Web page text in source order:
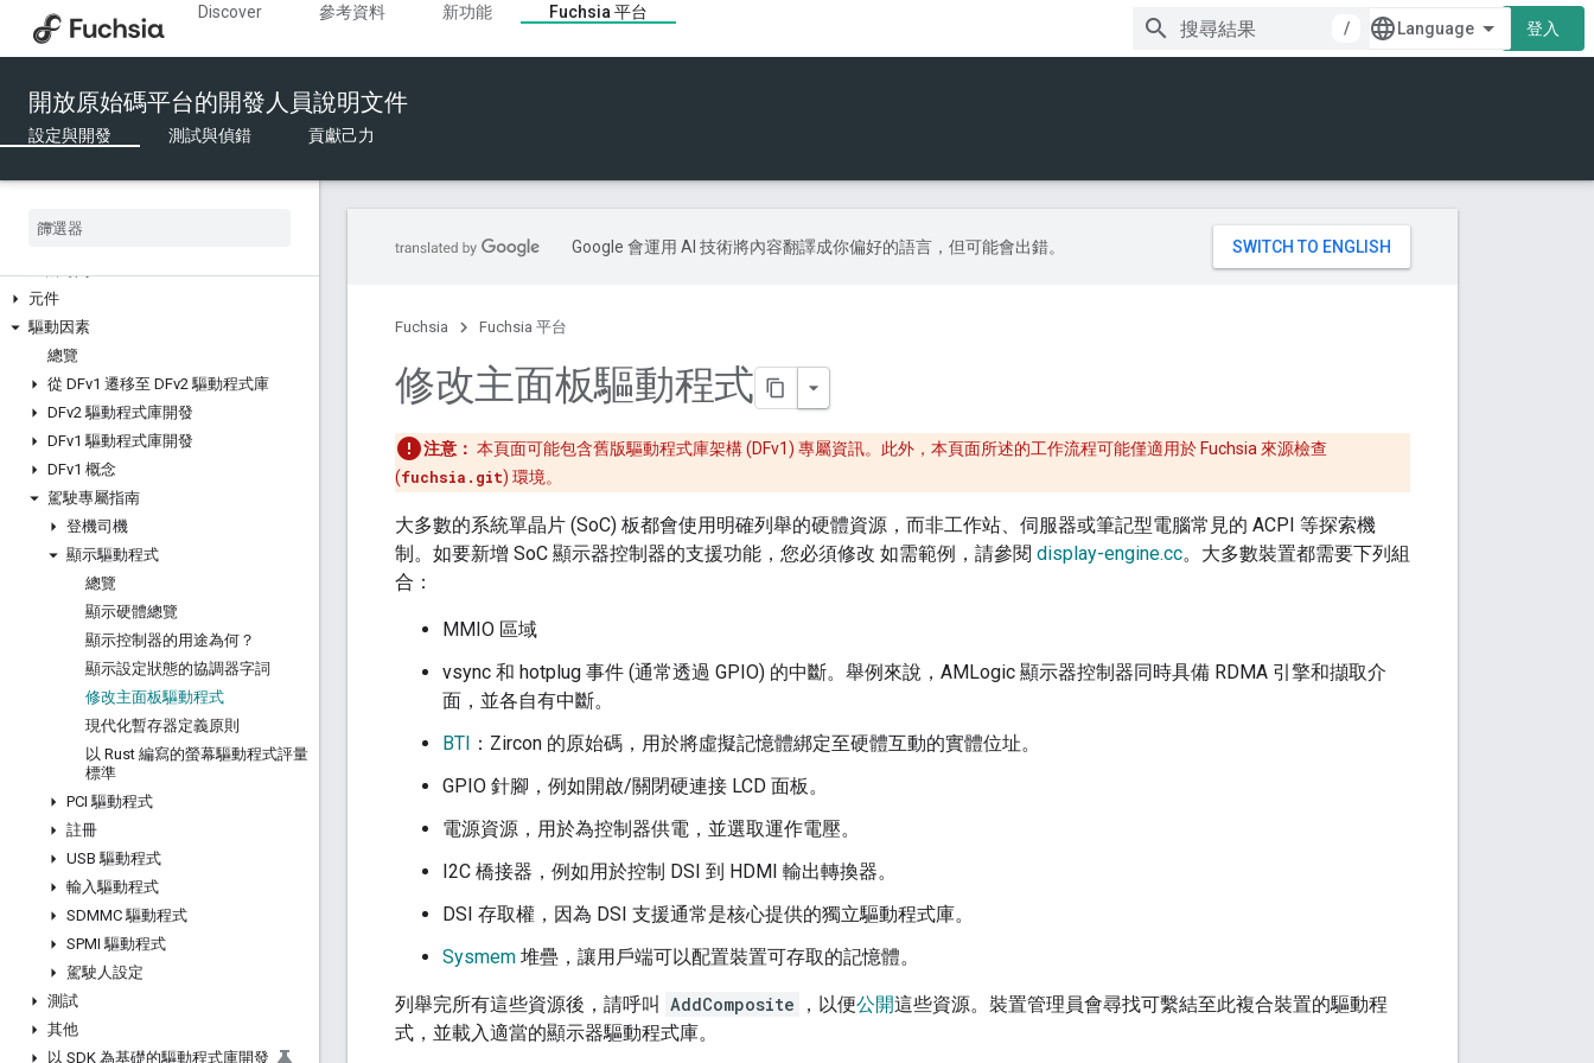
Discover 參考資料 新功能
Fuchsia 平台
/
登入
開放原始碼平台的開發人員說明文件
設定與開發 測試與偵錯 貢獻己力
建構及執行
執行元件
API 開發
藍牙
元件
驅動因素
總覽
從 DFv1 遷移至 DFv2 驅動程式庫
DFv2 驅動程式庫開發
DFv1 驅動程式庫開發
DFv1 概念
駕駛專屬指南
登機司機
顯示驅動程式
總覽
顯示硬體總覽
顯示控制器的用途為何？
顯示設定狀態的協調器字詞
修改主面板驅動程式
現代化暫存器定義原則
以 Rust 編寫的螢幕驅動程式評量
標準
PCI 驅動程式
註冊
USB 驅動程式
輸入驅動程式
SDMMC 驅動程式
SPMI 驅動程式
駕駛人設定
測試
其他
以 SDK 為基礎的驅動程式庫開發
Google 會運用 AI 技術將內容翻譯成你偏好的語言，但可能會出錯。
Fuchsia Fuchsia 平台
修改主面板驅動程式
注意： 本頁面可能包含舊版驅動程式庫架構 (DFv1) 專屬資訊。此外，本頁面所述的工作流程可能僅適用於 Fuchsia 來源檢查
(fuchsia.git) 環境。
大多數的系統單晶片 (SoC) 板都會使用明確列舉的硬體資源，而非工作站、伺服器或筆記型電腦常見的 ACPI 等探索機
制。如要新增 SoC 顯示器控制器的支援功能，您必須修改 如需範例，請參閱 display-engine.cc。大多數裝置都需要下列組
合：
MMIO 區域
vsync 和 hotplug 事件 (通常透過 GPIO) 的中斷。舉例來說，AMLogic 顯示器控制器同時具備 RDMA 引擎和擷取介
面，並各自有中斷。
BTI ：Zircon 的原始碼，用於將虛擬記憶體綁定至硬體互動的實體位址。
GPIO 針腳，例如開啟/關閉硬連接 LCD 面板。
電源資源，用於為控制器供電，並選取運作電壓。
I2C 橋接器，例如用於控制 DSI 到 HDMI 輸出轉換器。
DSI 存取權，因為 DSI 支援通常是核心提供的獨立驅動程式庫。
Sysmem 堆疊，讓用戶端可以配置裝置可存取的記憶體。
列舉完所有這些資源後，請呼叫 AddComposite ，以便公開這些資源。裝置管理員會尋找可繫結至此複合裝置的驅動程
式，並載入適當的顯示器驅動程式庫。